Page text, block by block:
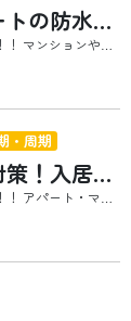
マンション・アパートの防水工事完全ガイド｜種類・耐用年数・ベランダ・屋上防水まで解説
大規模修繕で空室対策！入居率を高める方法と修繕のポイントを徹底解説」 このタイトルは、
・周期